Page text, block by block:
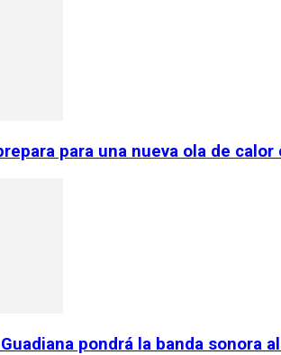
para una nueva ola de
pondrá la banda sonora